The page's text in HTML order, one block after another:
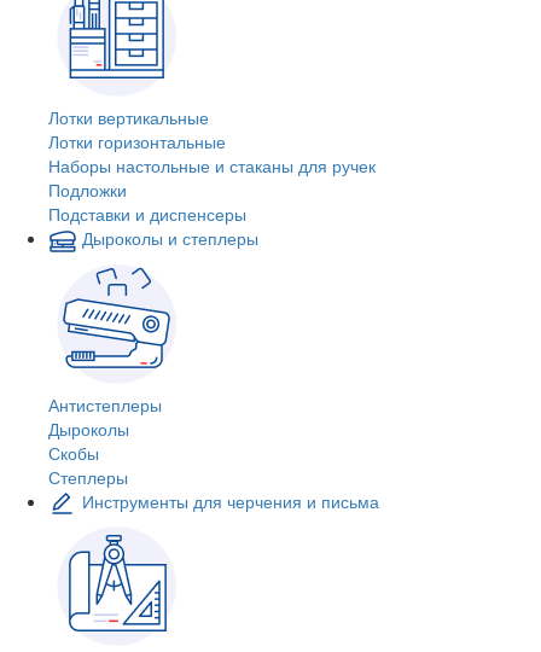
Лотки вертикальные
Лотки горизонтальные
Наборы настольные и стаканы для ручек
Подложки
Подставки и диспенсеры
Дыроколы и степлеры
Антистеплеры
Дыроколы
Скобы
Степлеры
Инструменты для черчения и письма